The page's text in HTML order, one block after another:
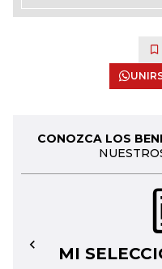
CONOZCA LOS
MI
←